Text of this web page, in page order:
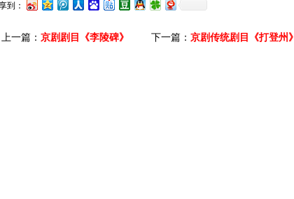
到：
上一篇： 京剧剧目《李陵碑》 下一篇： 京剧传统剧目《打登州》